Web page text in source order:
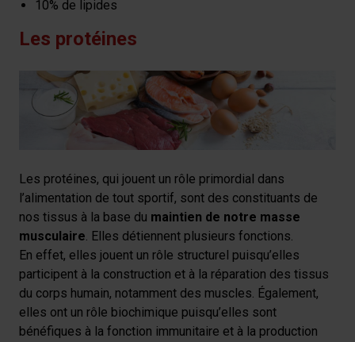
10% de lipides
Les protéines
Les protéines, qui jouent un rôle primordial dans
l’alimentation de tout sportif, sont des constituants de
nos tissus à la base du maintien de notre masse
musculaire. Elles détiennent plusieurs fonctions.
En effet, elles jouent un rôle structurel puisqu’elles
participent à la construction et à la réparation des tissus
du corps humain, notamment des muscles. Également,
elles ont un rôle biochimique puisqu’elles sont
bénéfiques à la fonction immunitaire et à la production